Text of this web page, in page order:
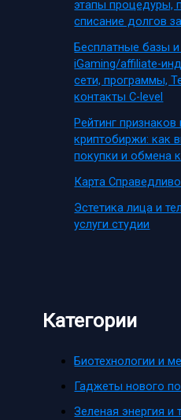
этапы процедуры,
списание долгов
Бесплатные базы и
iGaming/affiliate-
сети, программы,
контакты C-level
Рейтинг
криптобиржи: как
покупки и обмена
Карта
Эстетика лица и
услуги студии
Категории
Биотехнологии и
Гаджеты нового
Зеленая энергия и